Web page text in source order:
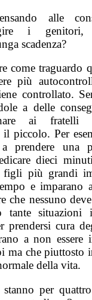
alle
i genitori,
scadenza?
come traguardo
più
controllato.
a delle
ai fratelli
piccolo. Per
prendere una
dieci
più grandi
e imparano
che nessuno
tante situazioni
prendersi cura
a non essere
ma che piuttosto
della vita.
per